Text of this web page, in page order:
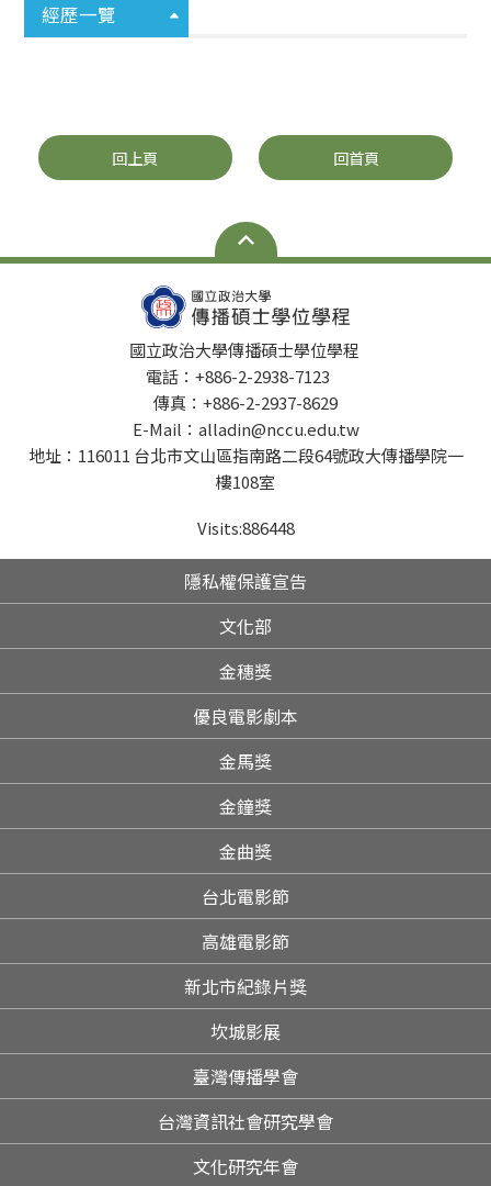
經歷一覽
回上頁 回首頁
國立政治大學傳播碩士學位學程
電話：+886-2-2938-7123
傳真：+886-2-2937-8629
E-Mail：alladin@nccu.edu.tw
地址：116011 台北市文山區指南路二段64號政大傳播學院一
樓108室
Visits:886448
隱私權保護宣告
文化部
金穗獎
優良電影劇本
金馬獎
金鐘獎
金曲獎
台北電影節
高雄電影節
新北市紀錄片獎
坎城影展
臺灣傳播學會
台灣資訊社會研究學會
文化研究年會